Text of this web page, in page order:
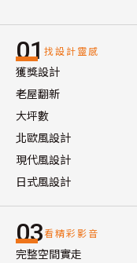
01 找設計靈感
獲獎設計
老屋翻新
大坪數
北歐風設計
現代風設計
日式風設計
03看精彩影音
完整空間實走